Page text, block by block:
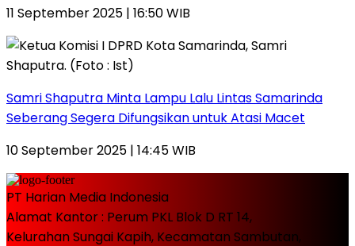
11 September 2025 | 16:50 WIB
Samri Shaputra Minta Lampu Lalu Lintas Samarinda
Seberang Segera Difungsikan untuk Atasi Macet
10 September 2025 | 14:45 WIB
PT Harian Media Indonesia
Alamat Kantor : Perum PKL Blok D RT 14,
Kelurahan Sungai Kapih, Kecamatan Sambutan,